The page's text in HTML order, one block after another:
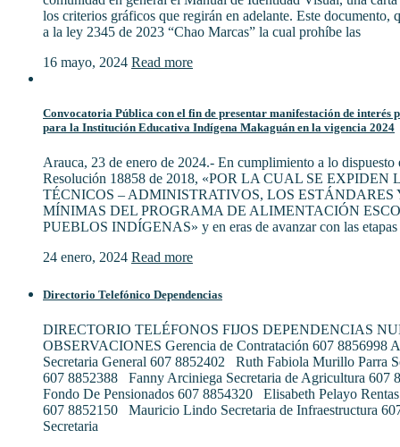
los criterios gráficos que regirán en adelante. Este documento,
a la ley 2345 de 2023 “Chao Marcas” la cual prohíbe las
16 mayo, 2024 Read more
Convocatoria Pública con el fin de presentar manifestación de interés
para la Institución Educativa Indígena Makaguán en la vigencia 2024
Arauca, 23 de enero de 2024.- En cumplimiento a lo dispuesto
Resolución 18858 de 2018, «POR LA CUAL SE
TÉCNICOS – ADMINISTRATIVOS, LOS ESTÁNDARES
MÍNIMAS DEL PROGRAMA DE ALIMENTACIÓN
PUEBLOS INDÍGENAS» y en eras de avanzar con las etapas
24 enero, 2024 Read more
Directorio Telefónico Dependencias
DIRECTORIO TELÉFONOS FIJOS DEPENDENCIAS
OBSERVACIONES Gerencia de Contratación 607 8856998
Secretaria General 607 8852402 Ruth Fabiola Murillo Parra
607 8852388 Fanny Arciniega Secretaria de Agricultura 607
Fondo De Pensionados 607 8854320 Elisabeth Pelayo
607 8852150 Mauricio Lindo Secretaria de Infraestructura
Secretaria